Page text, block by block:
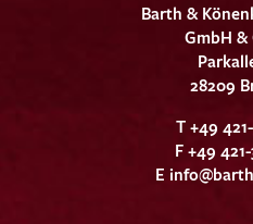
Barth &
GmbH &
28209
T +49
F +49
E